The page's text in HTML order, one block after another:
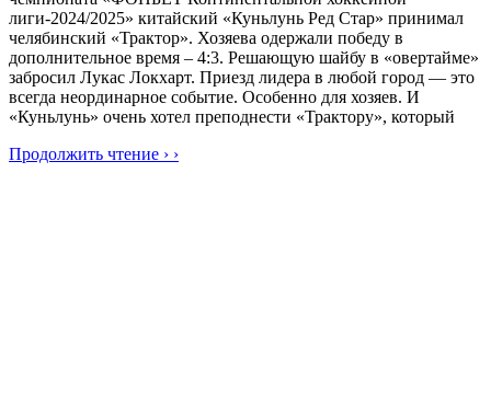
лиги-2024/2025» китайский «Куньлунь Ред Стар» принимал
челябинский «Трактор». Хозяева одержали победу в
дополнительное время – 4:3. Решающую шайбу в «овертайме»
забросил Лукас Локхарт. Приезд лидера в любой город — это
всегда неординарное событие. Особенно для хозяев. И
«Куньлунь» очень хотел преподнести «Трактору», который
Продолжить чтение › ›